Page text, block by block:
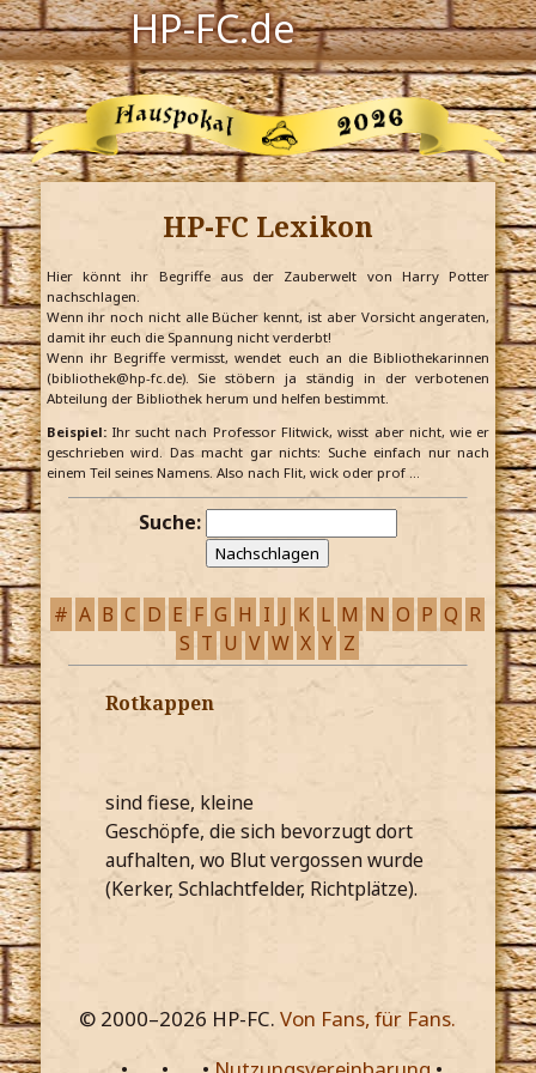
HP-FC.de
Navigation
Harry Potter
Der HP-FC
Hogwarts
Zauberwelt
Willkommen
Jetzt Fanclub-Mitglied werden!
HP-FC Lexikon
Hier könnt ihr Begriffe aus der Zauberwelt von Harry Potter
nachschlagen.
Wenn ihr noch nicht alle Bücher kennt, ist aber Vorsicht angeraten,
damit ihr euch die Spannung nicht verderbt!
Wenn ihr Begriffe vermisst, wendet euch an die Bibliothekarinnen
(bibliothek@hp-fc.de). Sie stöbern ja ständig in der verbotenen
Abteilung der Bibliothek herum und helfen bestimmt.
Beispiel:Ihr sucht nach Professor Flitwick, wisst aber nicht, wie er
geschrieben wird. Das macht gar nichts: Suche einfach nur nach
einem Teil seines Namens. Also nach Flit, wick oder prof …
Suche:
# A B C D E F G H I J K L M N O P Q R
S T U V W X Y Z
Rotkappen
sind fiese, kleine
Geschöpfe, die sich bevorzugt dort
aufhalten, wo Blut vergossen wurde
(Kerker, Schlachtfelder, Richtplätze).
© 2000–2026 HP-FC.Von Fans, für Fans.